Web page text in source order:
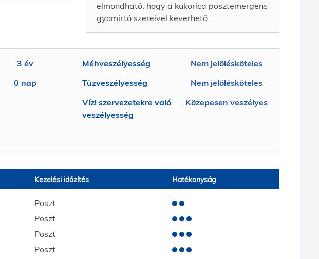
elmondható, hogy a kukorica posztemergens
gyomirtó szereivel keverhető.
3 év
0 nap
Méhveszélyesség
Nem jelölésköteles
Tűzveszélyesség
Nem jelölésköteles
Vízi szervezetekre való
veszélyesség
Közepesen veszélyes
Kezelési időzítés Hatékonyság
Poszt
Poszt
Poszt
Poszt